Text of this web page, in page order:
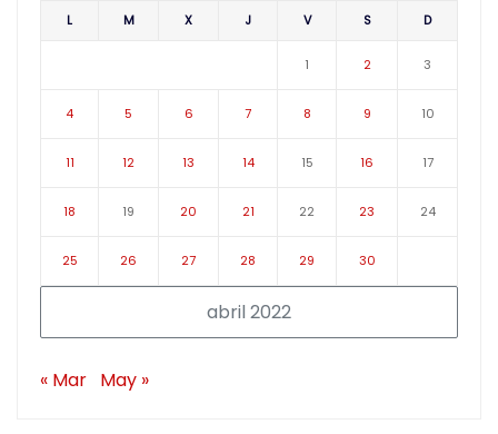
abril 2022
L M X J V S D
1 2 3
4 5 6 7 8 9 10
11 12 13 14 15 16 17
18 19 20 21 22 23 24
25 26 27 28 29 30
« Mar May »